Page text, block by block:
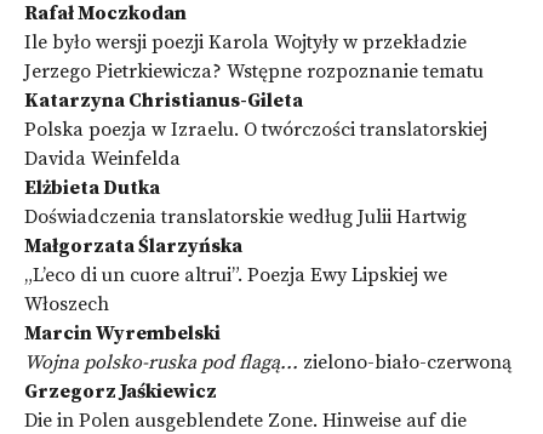
Rafał Moczkodan
Ile było wersji poezji Karola Wojtyły w przekładzie
Jerzego Pietrkiewicza? Wstępne rozpoznanie tematu
Katarzyna Christianus-Gileta
Polska poezja w Izraelu. O twórczości translatorskiej
Davida Weinfelda
Elżbieta Dutka
Doświadczenia translatorskie według Julii Hartwig
Małgorzata Ślarzyńska
„L’eco di un cuore altrui”. Poezja Ewy Lipskiej we
Włoszech
Marcin Wyrembelski
Wojna polsko-ruska pod flagą... zielono-biało-czerwoną
Grzegorz Jaśkiewicz
Die in Polen ausgeblendete Zone. Hinweise auf die